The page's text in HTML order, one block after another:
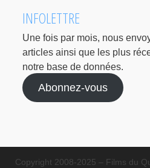
INFOLETTRE
Une fois par mois, nous
articles ainsi que les plus
notre base de données.
Abonnez-vous
Copyright 2008-2025 – Films du